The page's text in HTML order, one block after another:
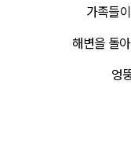
가족들
해변을 돌
엉